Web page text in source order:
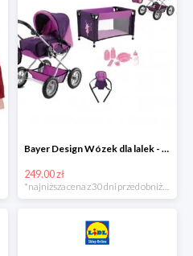
Bayer Design Wózek dla lalek - megazestaw
249.00 zł
*najniższa cena z 30 dni przed obniżką